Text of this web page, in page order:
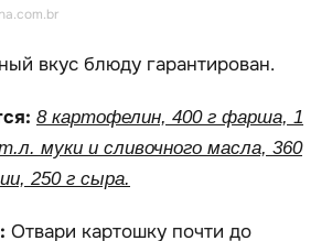
вкус блюду гарантирован.
8 картофелин, 400 г фарша, 1
муки и сливочного масла, 360
250 г сыра.
Отвари картошку почти до